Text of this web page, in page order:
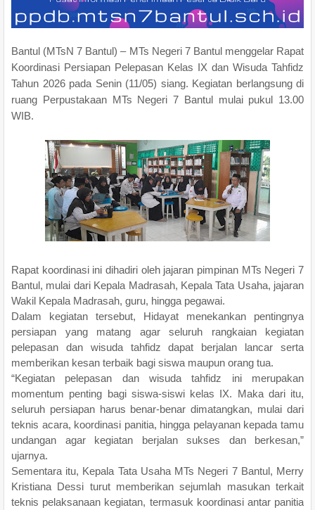
Bantul (MTsN 7 Bantul) – MTs Negeri 7 Bantul menggelar Rapat
Koordinasi Persiapan Pelepasan Kelas IX dan Wisuda Tahfidz
Tahun 2026 pada Senin (11/05) siang. Kegiatan berlangsung di
ruang Perpustakaan MTs Negeri 7 Bantul mulai pukul 13.00
WIB.
Rapat koordinasi ini dihadiri oleh jajaran pimpinan MTs Negeri 7
Bantul, mulai dari Kepala Madrasah, Kepala Tata Usaha, jajaran
Wakil Kepala Madrasah, guru, hingga pegawai.
Dalam kegiatan tersebut, Hidayat menekankan pentingnya
persiapan yang matang agar seluruh rangkaian kegiatan
pelepasan dan wisuda tahfidz dapat berjalan lancar serta
memberikan kesan terbaik bagi siswa maupun orang tua.
“Kegiatan pelepasan dan wisuda tahfidz ini merupakan
momentum penting bagi siswa-siswi kelas IX. Maka dari itu,
seluruh persiapan harus benar-benar dimatangkan, mulai dari
teknis acara, koordinasi panitia, hingga pelayanan kepada tamu
undangan agar kegiatan berjalan sukses dan berkesan,”
ujarnya.
Sementara itu, Kepala Tata Usaha MTs Negeri 7 Bantul, Merry
Kristiana Dessi turut memberikan sejumlah masukan terkait
teknis pelaksanaan kegiatan, termasuk koordinasi antar panitia